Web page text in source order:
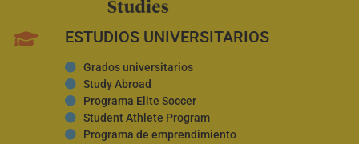
ESTUDIOS UNIVERSITARIOS
Grados universitarios
Study Abroad
Programa Elite Soccer
Student Athlete Program
Programa de emprendimiento